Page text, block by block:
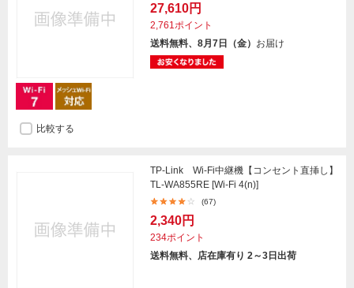
27,610円
2,761ポイント
送料無料、8月7日（金） お届け
比較する
TP-Link Wi-Fi中継機【コンセント直挿し】
TL-WA855RE [Wi-Fi 4(n)]
(67)
2,340円
234ポイント
送料無料、店在庫有り 2～3日出荷